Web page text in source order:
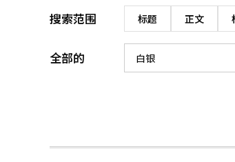
搜索范围 标题 正文
全部的